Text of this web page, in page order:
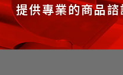
提供專業的商品